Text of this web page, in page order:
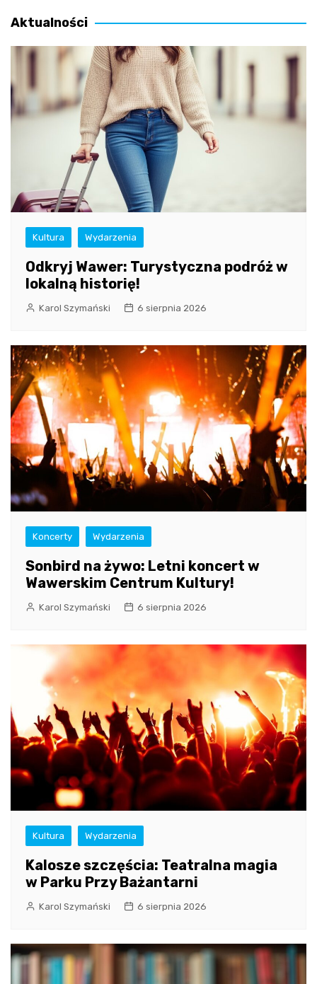
Aktualności
Kultura Wydarzenia
Odkryj Wawer: Turystyczna podróż w
lokalną historię!
Karol Szymański 6 sierpnia 2026
Koncerty Wydarzenia
Sonbird na żywo: Letni koncert w
Wawerskim Centrum Kultury!
Karol Szymański 6 sierpnia 2026
Kultura Wydarzenia
Kalosze szczęścia: Teatralna magia
w Parku Przy Bażantarni
Karol Szymański 6 sierpnia 2026